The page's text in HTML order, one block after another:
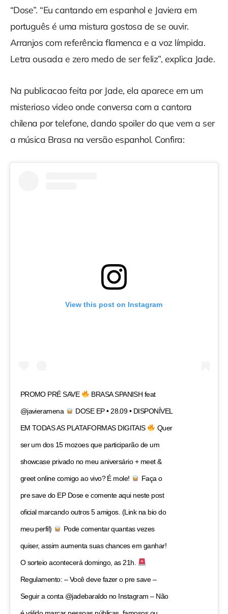
“Dose”. “Eu cantando em espanhol e Javiera em
português é uma mistura gostosa de se ouvir.
Arranjos com referência flamenca e a voz límpida.
Letra ousada e zero medo de ser feliz”, explica Jade.
Na publicacao feita por Jade, ela aparece em um
misterioso video onde conversa com a cantora
chilena por telefone, dando spoiler do que vem a ser
a música Brasa na versão espanhol. Confira:
View this post on Instagram
PROMO PRÉ SAVE BRASA SPANISH feat
@javieramena DOSE EP • 28.09 • DISPONÍVEL
EM TODAS AS PLATAFORMAS DIGITAIS Quer
ser um dos 15 mozoes que participarão de um
showcase privado no meu aniversário + meet &
greet online comigo ao vivo? É mole! Faça o
pre save do EP Dose e comente aqui neste post
oficial marcando outros 5 amigos. (Link na bio do
meu perfil) Pode comentar quantas vezes
quiser, assim aumenta suas chances em ganhar!
O sorteio acontecerá domingo, as 21h.
Regulamento: – Você deve fazer o pre save –
Seguir a conta @jadebaraldo no Instagram – Não